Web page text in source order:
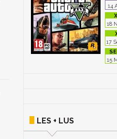
14
18
17
15
LES + LUS